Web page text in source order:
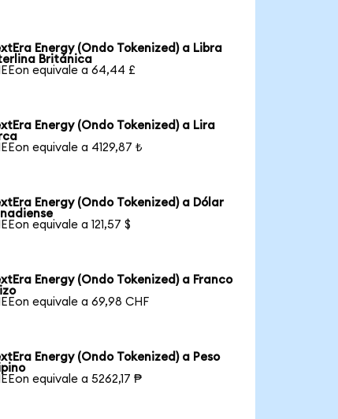
Energy (Ondo Tokenized) a Libra
Británica
equivale a 64,44 £
Energy (Ondo Tokenized) a Lira
equivale a 4129,87 ₺
Energy (Ondo Tokenized) a Dólar
equivale a 121,57 $
Energy (Ondo Tokenized) a Franco
equivale a 69,98 CHF
Energy (Ondo Tokenized) a Peso
equivale a 5262,17 ₱